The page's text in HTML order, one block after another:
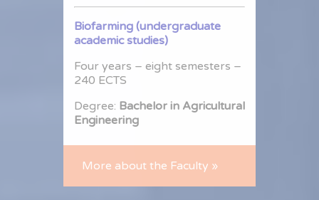
Biofarming (undergraduate
academic studies)
Four years – eight semesters –
240 ECTS
Degree: Bachelor in Agricultural
Engineering
More about the Faculty »